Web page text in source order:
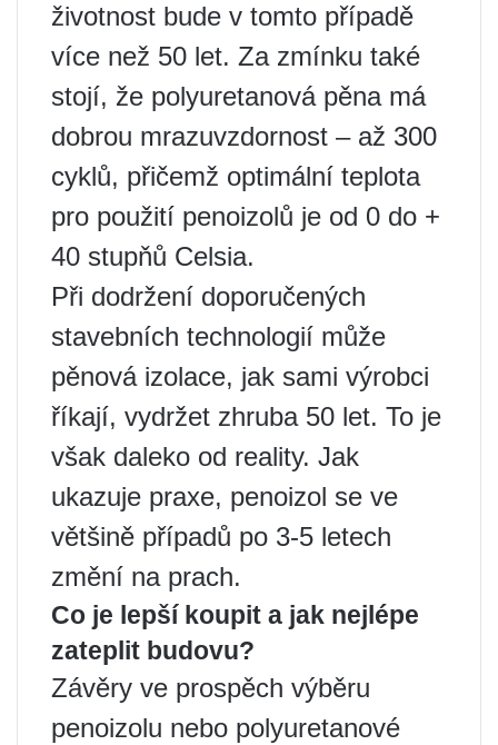
životnost bude v tomto případě
více než 50 let. Za zmínku také
stojí, že polyuretanová pěna má
dobrou mrazuvzdornost – až 300
cyklů, přičemž optimální teplota
pro použití penoizolů je od 0 do +
40 stupňů Celsia.
Při dodržení doporučených
stavebních technologií může
pěnová izolace, jak sami výrobci
říkají, vydržet zhruba 50 let. To je
však daleko od reality. Jak
ukazuje praxe, penoizol se ve
většině případů po 3-5 letech
změní na prach.
Co je lepší koupit a jak nejlépe
zateplit budovu?
Závěry ve prospěch výběru
penoizolu nebo polyuretanové